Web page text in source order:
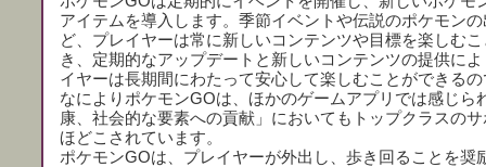
アイテムを導入します。季節イベントや伝説のポケモン
ど、プレイヤーは常に新しいコンテンツや目標を楽しむ
き、定期的なアップデートと新しいコンテンツの提供に
イヤーは長期間にわたって安心して楽しむことができる
なによりポケモンGOは、ほかのゲームアプリでは感じら
康、社会的な要素への貢献」においてもトップクラスの
ほどこされています。
ポケモンGOは、プレイヤーが外出し、歩き回ることを奨